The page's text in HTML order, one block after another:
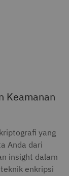
Keamanan
yang
Anda dari
insight dalam
enkripsi